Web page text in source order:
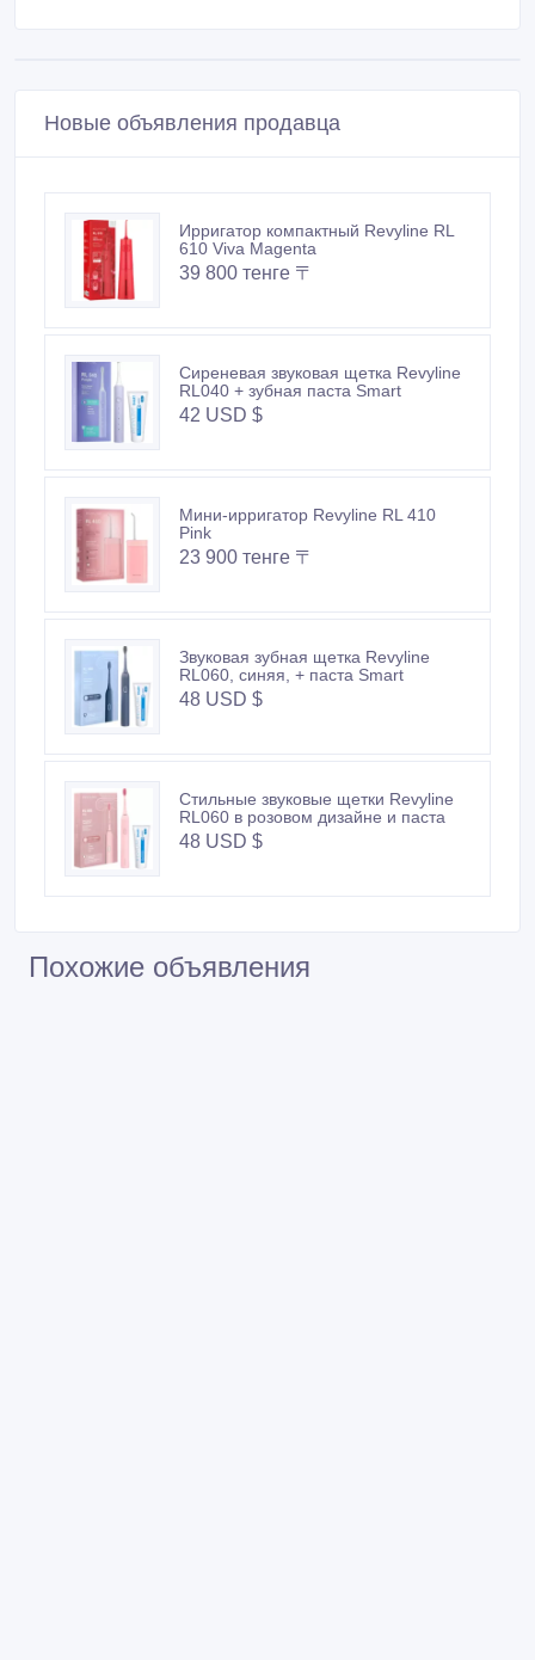
Новые объявления продавца
Ирригатор компактный Revyline RL
610 Viva Magenta
39 800 тенге 〒
Сиреневая звуковая щетка Revyline
RL040 + зубная паста Smart
42 USD $
Мини-ирригатор Revyline RL 410
Pink
23 900 тенге 〒
Звуковая зубная щетка Revyline
RL060, синяя, + паста Smart
48 USD $
Стильные звуковые щетки Revyline
RL060 в розовом дизайне и паста
48 USD $
Похожие объявления